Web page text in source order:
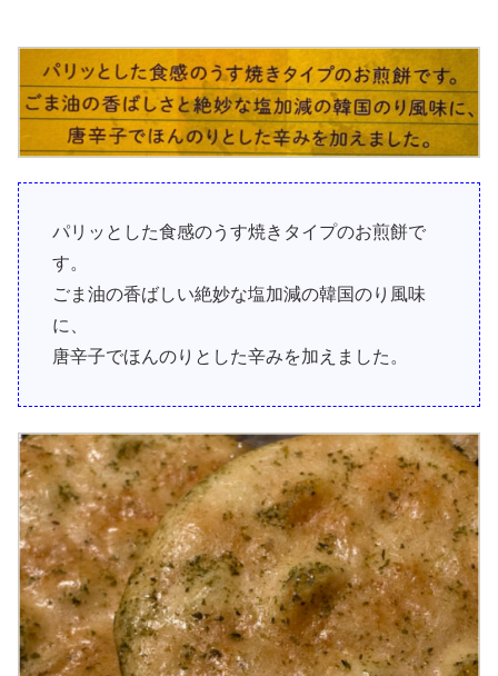
パリッとした食感のうす焼きタイプのお煎餅で
す。
ごま油の香ばしい絶妙な塩加減の韓国のり風味
に、
唐辛子でほんのりとした辛みを加えました。